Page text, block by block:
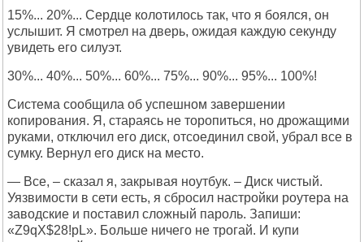
15%... 20%... Сердце колотилось так, что я боялся, он
услышит. Я смотрел на дверь, ожидая каждую секунду
увидеть его силуэт.
30%... 40%... 50%... 60%... 75%... 90%... 95%... 100%!
Система сообщила об успешном завершении
копирования. Я, стараясь не торопиться, но дрожащими
руками, отключил его диск, отсоединил свой, убрал все в
сумку. Вернул его диск на место.
— Все, – сказал я, закрывая ноутбук. – Диск чистый.
Уязвимости в сети есть, я сбросил настройки роутера на
заводские и поставил сложный пароль. Запиши:
«Z9qX$28!pL». Больше ничего не трогай. И купи